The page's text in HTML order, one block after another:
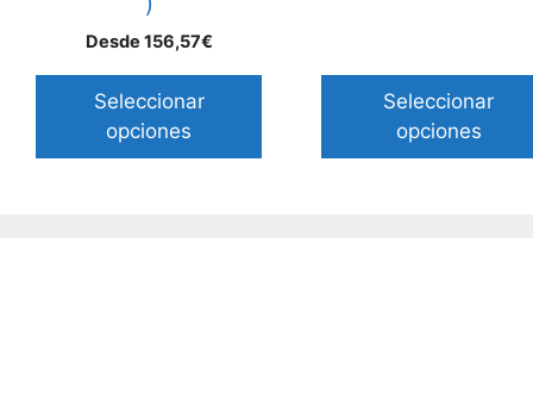
Desde 156,57€
Seleccionar
opciones
Seleccionar
opciones